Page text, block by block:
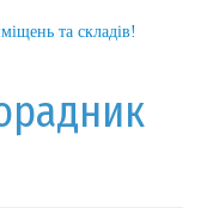
та складів!